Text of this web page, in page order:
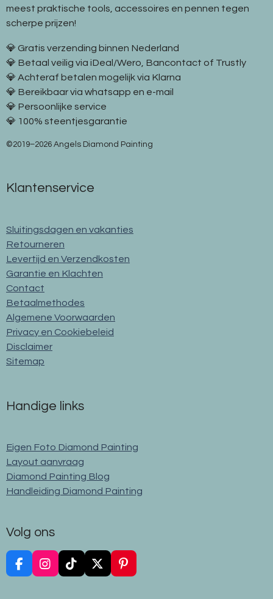
meest praktische tools, accessoires en pennen tegen
scherpe prijzen!
💎 Gratis verzending binnen Nederland
💎 Betaal veilig via iDeal/Wero, Bancontact of Trustly
💎 Achteraf betalen mogelijk via Klarna
💎 Bereikbaar via whatsapp en e-mail
💎 Persoonlijke service
💎 100% steentjesgarantie
©2019–2026 Angels Diamond Painting
Klantenservice
Sluitingsdagen en vakanties
Retourneren
Levertijd en Verzendkosten
Garantie en Klachten
Contact
Betaalmethodes
Algemene Voorwaarden
Privacy en Cookiebeleid
Disclaimer
Sitemap
Handige links
Eigen Foto Diamond Painting
Layout aanvraag
Diamond Painting Blog
Handleiding Diamond Painting
Volg ons
F
a
I
n
T
i
X
P
i